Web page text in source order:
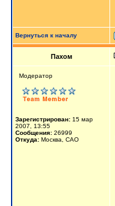
Вернуться к началу
Пахом
Мoдератор
Зарегистрирован: 15 мар
2007, 13:55
Сообщения: 26999
Откуда: Москва, САО